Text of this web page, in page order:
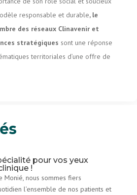
responsable et durable, le
des réseaux Clinavenir et
stratégiques sont une réponse
territoriales d’une offre de
pour vos yeux
!
Monié, nous sommes fiers
l’ensemble de nos patients et